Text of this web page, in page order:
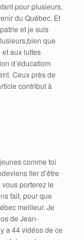
pour plusieurs.
du Québec. Et
et je suis
que
et aux luttes
d’éducatiom
Ceux près de
contribut à
comme toi
fier d’être
vous porterez le
fait, pour que
meilleur. Je
de Jean-
a 44 vidéos de ce